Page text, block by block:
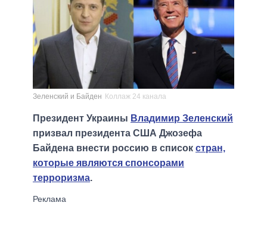
Зеленский и Байден Коллаж 24 канала
Президент Украины Владимир Зеленский
призвал президента США Джозефа
Байдена внести россию в список стран,
которые являются спонсорами
терроризма.